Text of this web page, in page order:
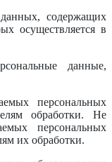
содержащих
осуществляется в
данные,
персональных
обработки. Не
персональных
их обработки.